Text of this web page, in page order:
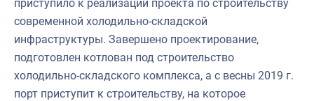
приступило к реализации проекта по строительству
современной холодильно-складской
инфраструктуры. Завершено проектирование,
подготовлен котлован под строительство
холодильно-складского комплекса, а с весны 2019 г.
порт приступит к строительству, на которое